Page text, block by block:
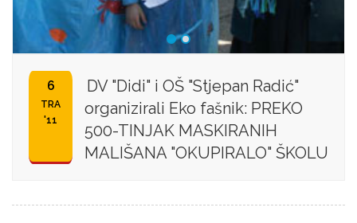
6
TRA
'11
DV "Didi" i OŠ "Stjepan Radić"
organizirali Eko fašnik: PREKO
500-TINJAK MASKIRANIH
MALIŠANA "OKUPIRALO" ŠKOLU